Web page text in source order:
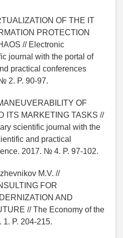
OF THE IT
PROTECTION
// Electronic
journal with the portal of
practical conferences
2. P. 90-97.
OF
ITS MARKETING TASKS //
scientific journal with the
and practical
2017. № 4. P. 97-102.
M.V. //
FOR
AND
// The Economy of the
1. P. 204-215.